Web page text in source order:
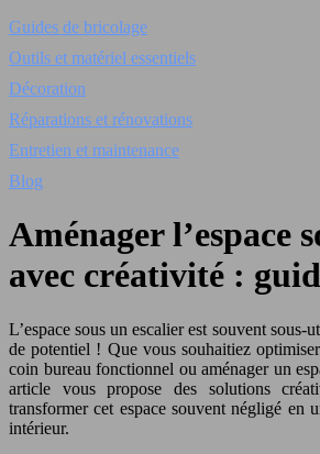
Guides de bricolage
Outils et matériel essentiels
Décoration
Réparations et rénovations
Entretien et maintenance
Blog
Aménager l’espace
avec créativité :
L’espace sous un escalier est souvent sous-
de potentiel ! Que vous souhaitiez
coin bureau fonctionnel ou aménager un
article vous propose des solutions
transformer cet espace souvent négligé en
intérieur.